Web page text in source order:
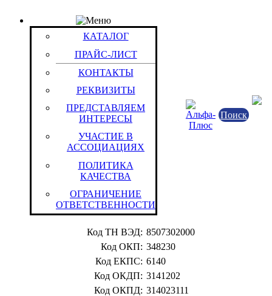
КАТАЛОГ
ПРАЙС-ЛИСТ
КОНТАКТЫ
РЕКВИЗИТЫ
ПРЕДСТАВЛЯЕМ
ИНТЕРЕСЫ
УЧАСТИЕ В
АССОЦИАЦИЯХ
ПОЛИТИКА
КАЧЕСТВА
ОГРАНИЧЕНИЕ
ОТВЕТСТВЕННОСТИ
Поиск
Товар: Батарея акк. для р/ст. AT 14-10 (Ni-Cd)
Код товара: 8447
Компания Аккумуляторные
Российская Федерация
Штука (ОКЕИ:796)
Характеристики
Информация
Аналоги
Электрохимическая система:
Номинальное напряжение:
Номинальная емкость: 1 Ач
Свойства: Батарея акк.
Код ТН ВЭД: 8507302000
Код ОКП: 348230
Код ЕКПС: 6140
Код ОКДП: 3141202
Код ОКПД: 314023111